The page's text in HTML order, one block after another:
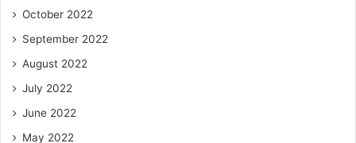
October 2022
September 2022
August 2022
July 2022
June 2022
May 2022